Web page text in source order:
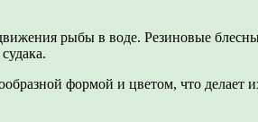
рыбы в воде. Резиновые
формой и цветом, что делает